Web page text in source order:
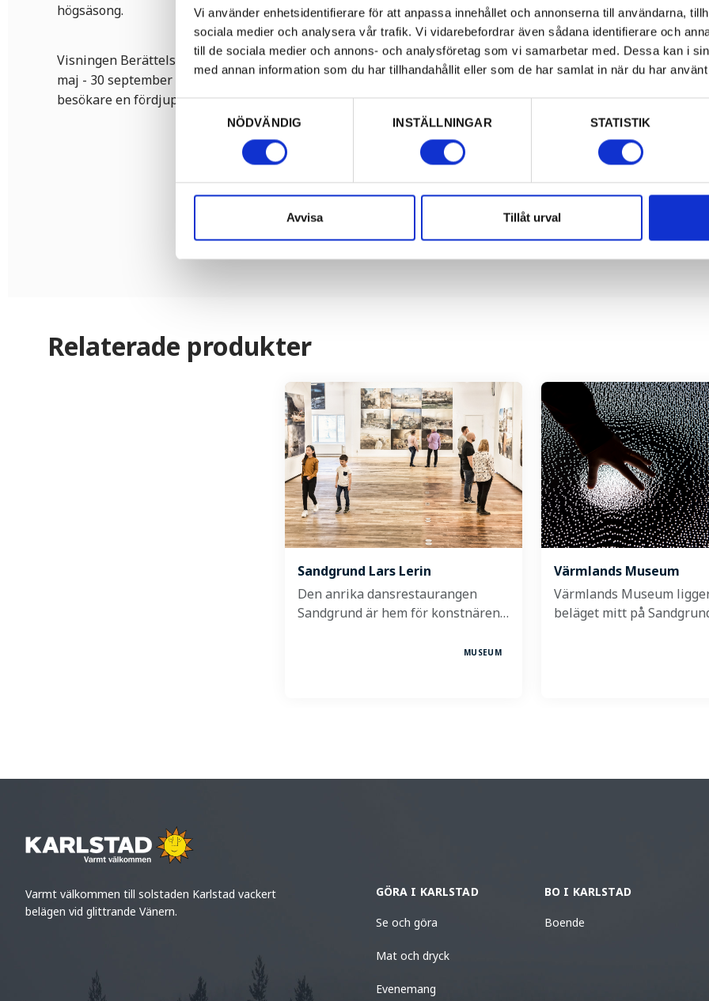
Vi använder enhetsidentifierare för att anpassa innehållet och annonserna till användarna,
sociala medier och analysera vår trafik. Vi vidarebefordrar även sådana identifierare och
till de sociala medier och annons- och analysföretag som vi samarbetar med. Dessa kan i
med annan information som du har tillhandahållit eller som de har samlat in när du har
Samtyckesval
NÖDVÄNDIG
INSTÄLLNINGAR STATISTIK
Avvisa Tillåt urval
högsäsong.
Visningen Berättelsen om Fröding erbjuds besökare varje dag mellan 1
maj - 30 september i herrgårdens nya Frödingvåning. Här får du som
besökare en fördjupad och levande bild av skaldens liv och dikter.
Relaterade produkter
Sandgrund Lars Lerin
Den anrika dansrestaurangen
Sandgrund är hem för konstnären…
MUSEUM
Värmlands Museum
Värmlands Museum
beläget mitt på
Varmt välkommen till solstaden Karlstad vackert
belägen vid glittrande Vänern.
GÖRA I KARLSTAD
Se och göra
Mat och dryck
Evenemang
BO I KARLSTAD
Boende